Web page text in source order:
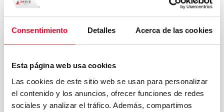
Consentimiento Detalles Acerca de las cookies
Esta página web usa cookies
Las cookies de este sitio web se usan para personalizar
el contenido y los anuncios, ofrecer funciones de redes
sociales y analizar el tráfico. Además, compartimos